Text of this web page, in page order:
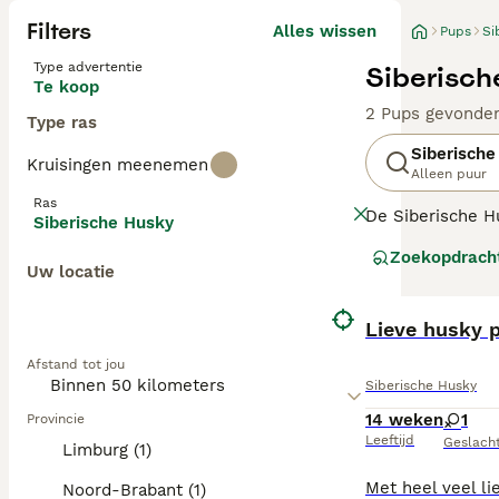
Filters Alles wissen
Type advertentie
Te koop
Type ras
Kruisingen meenemen
Ras
Siberische Husky
Uw locatie
Afstand tot jou
Provincie
Limburg (1)
Noord-Brabant (1)
Pups
2 Pups
Alleen puur
De Siberische
genieten
Lieve husky
Siberische Husky
14 weken
Leeftijd
1